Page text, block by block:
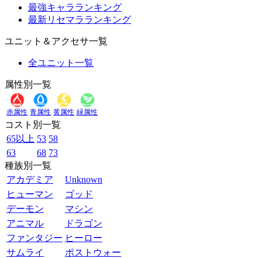
最強キャラランキング
最新リセマラランキング
ユニット＆アクセサ一覧
全ユニット一覧
属性別一覧
赤属性 青属性 黄属性 緑属性
コスト別一覧
65以上 53 58
63
68 73
種族別一覧
アカデミア
Unknown
ヒューマン
ゴッド
デーモン
マシン
アニマル
ドラゴン
ファンタジー ヒーロー
サムライ
ポストウォー